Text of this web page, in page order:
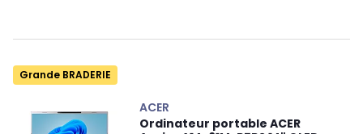
Grande BRADERIE
ACER
Ordinateur portable ACER